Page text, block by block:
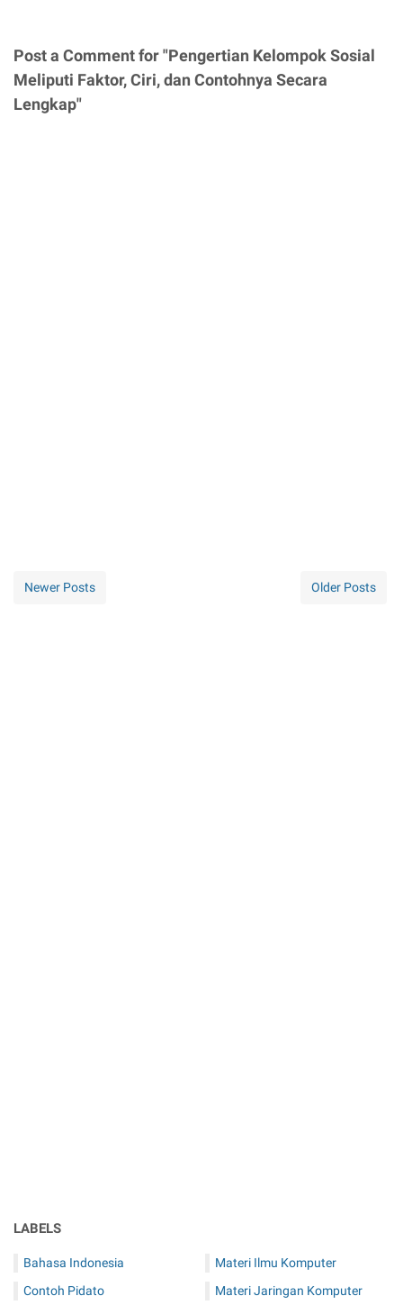
Post a Comment for "Pengertian Kelompok Sosial
Meliputi Faktor, Ciri, dan Contohnya Secara
Lengkap"
Newer Posts Older Posts
LABELS
Bahasa Indonesia
Contoh Pidato
Materi Ilmu Komputer
Materi Jaringan Komputer